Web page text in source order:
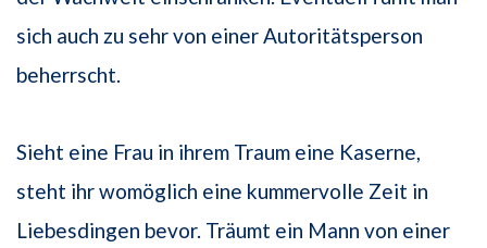
sich auch zu sehr von einer Autoritätsperson
beherrscht.
Sieht eine Frau in ihrem Traum eine Kaserne,
steht ihr womöglich eine kummervolle Zeit in
Liebesdingen bevor. Träumt ein Mann von einer